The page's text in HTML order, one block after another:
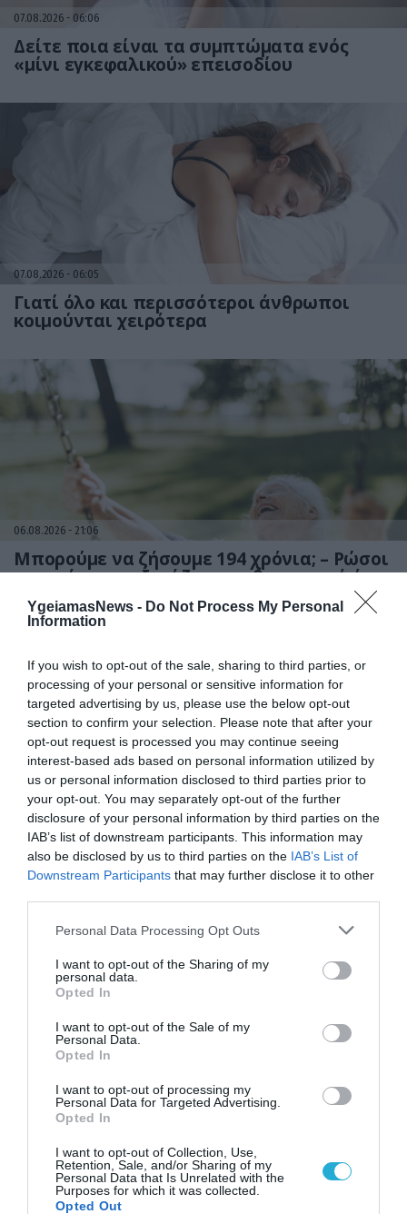
YgeiamasNews - Do Not Process My Personal
Information
If you wish to opt-out of the sale, sharing to third parties, or
processing of your personal or sensitive information for
targeted advertising by us, please use the below opt-out
section to confirm your selection. Please note that after your
opt-out request is processed you may continue seeing
interest-based ads based on personal information utilized by
us or personal information disclosed to third parties prior to
your opt-out. You may separately opt-out of the further
disclosure of your personal information by third parties on the
IAB’s list of downstream participants. This information may
also be disclosed by us to third parties on the IAB’s List of
Downstream Participants that may further disclose it to other
Please note that this website/app uses one or more Google
not limited to your visit or usage behaviour. You may click to
grant or deny consent to Google and its third-party tags to
use your data for below specified purposes in below Google
consent section.
Personal Data Processing Opt Outs
I want to opt-out of the Sharing of my
personal data.
Opted In
I want to opt-out of the Sale of my
Personal Data.
Opted In
I want to opt-out of processing my
Personal Data for Targeted Advertising.
Opted In
I want to opt-out of Collection, Use,
Retention, Sale, and/or Sharing of my
Personal Data that Is Unrelated with the
Purposes for which it was collected.
Opted Out
07.08.2026 06:06
Δείτε ποια είναι τα συμπτώματα ενός
«μίνι εγκεφαλικού» επεισοδίου
07.08.2026 06:05
Γιατί όλο και περισσότεροι άνθρωποι
κοιμούνται χειρότερα
06.08.2026 21:06
Μπορούμε να ζήσουμε 194 χρόνια; – Ρώσοι
επιστήμονες εξετάζουν τα θεωρητικά όρια
της ανθρώπινης ζωής
06.08.2026 09:04
Δεν ήταν μόνο ηθικοί λόγοι: Γιατί
εξαφανίστηκε ο κανιβαλισμός από τις
ανθρώπινες κοινωνίες – Τι δείχνει νέα
Αυτό είναι το σύμπτωμα του καρκίνου του
δέρματος που μπορεί να εντοπιστεί στο
κομμωτήριο! – Τι δείχνει νέα έρευνα